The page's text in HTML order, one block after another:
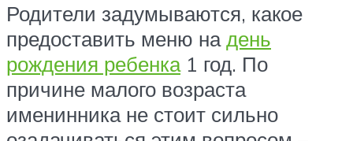
Родители задумываются, какое
предоставить меню надень
рождения ребенка1 год. По
причине малого возраста
именинника не стоит сильно